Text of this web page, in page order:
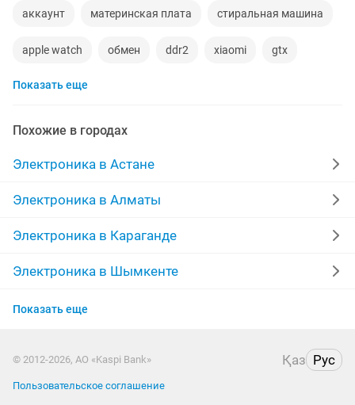
аккаунт материнская плата стиральная машина
apple watch обмен ddr2 xiaomi gtx
macbook
кислородный концентратор
iphone pro оперативная память ddr3
телевизоры бу холодильник бу
Показать еще
Похожие в городах
Электроника в Астане
Электроника в Алматы
Электроника в Караганде
Электроника в Шымкенте
Электроника в Усть-Каменогорске
Электроника в Актау
Показать еще
© 2012-2026, АО «Kaspi Bank» Қаз Рус
Пользовательское соглашение